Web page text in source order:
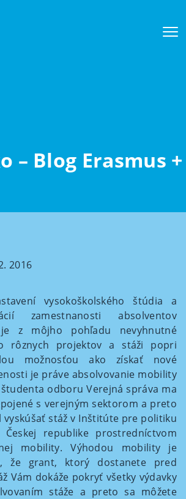
– Blog Erasmus +
2016
vysokoškolského štúdia a
zamestnanosti absolventov
z môjho pohľadu nevyhnutné
rôznych projektov a stáži popri
možnosťou ako získať nové
je práve absolvovanie mobility
odboru Verejná správa ma
s verejným sektorom a preto
vyskúšať stáž v Inštitúte pre politiku
republike prostredníctvom
mobility. Výhodou mobility je
že grant, ktorý dostanete pred
Vám dokáže pokryť všetky výdavky
stáže a preto sa môžete